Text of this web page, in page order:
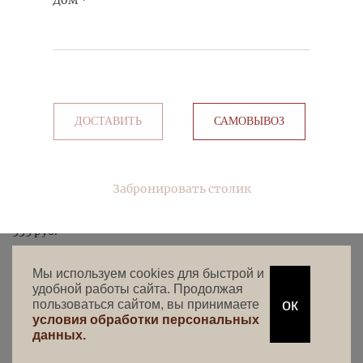
ДОСТАВИТЬ САМОВЫВОЗ
Забронировать столик
Мы используем cookies для быстрой и
удобной работы сайта. Продолжая
пользоваться сайтом, вы принимаете
условия обработки персональных
данных.
ок
535 руб.